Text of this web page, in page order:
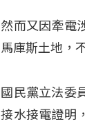
然而又因牽電
馬庫斯土地，
國民黨立法委
接水接電證明